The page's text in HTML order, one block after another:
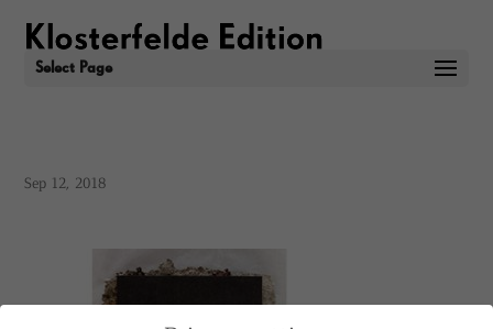
Select Page
Sep 12, 2018